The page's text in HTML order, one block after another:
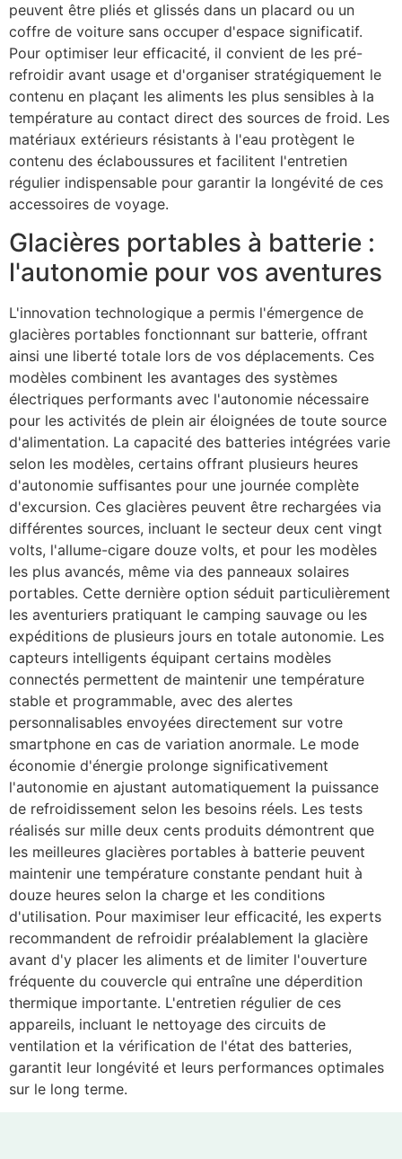
peuvent être pliés et glissés dans un placard ou un
coffre de voiture sans occuper d'espace significatif.
Pour optimiser leur efficacité, il convient de les pré-
refroidir avant usage et d'organiser stratégiquement le
contenu en plaçant les aliments les plus sensibles à la
température au contact direct des sources de froid. Les
matériaux extérieurs résistants à l'eau protègent le
contenu des éclaboussures et facilitent l'entretien
régulier indispensable pour garantir la longévité de ces
accessoires de voyage.
Glacières portables à batterie :
l'autonomie pour vos aventures
L'innovation technologique a permis l'émergence de
glacières portables fonctionnant sur batterie, offrant
ainsi une liberté totale lors de vos déplacements. Ces
modèles combinent les avantages des systèmes
électriques performants avec l'autonomie nécessaire
pour les activités de plein air éloignées de toute source
d'alimentation. La capacité des batteries intégrées varie
selon les modèles, certains offrant plusieurs heures
d'autonomie suffisantes pour une journée complète
d'excursion. Ces glacières peuvent être rechargées via
différentes sources, incluant le secteur deux cent vingt
volts, l'allume-cigare douze volts, et pour les modèles
les plus avancés, même via des panneaux solaires
portables. Cette dernière option séduit particulièrement
les aventuriers pratiquant le camping sauvage ou les
expéditions de plusieurs jours en totale autonomie. Les
capteurs intelligents équipant certains modèles
connectés permettent de maintenir une température
stable et programmable, avec des alertes
personnalisables envoyées directement sur votre
smartphone en cas de variation anormale. Le mode
économie d'énergie prolonge significativement
l'autonomie en ajustant automatiquement la puissance
de refroidissement selon les besoins réels. Les tests
réalisés sur mille deux cents produits démontrent que
les meilleures glacières portables à batterie peuvent
maintenir une température constante pendant huit à
douze heures selon la charge et les conditions
d'utilisation. Pour maximiser leur efficacité, les experts
recommandent de refroidir préalablement la glacière
avant d'y placer les aliments et de limiter l'ouverture
fréquente du couvercle qui entraîne une déperdition
thermique importante. L'entretien régulier de ces
appareils, incluant le nettoyage des circuits de
ventilation et la vérification de l'état des batteries,
garantit leur longévité et leurs performances optimales
sur le long terme.